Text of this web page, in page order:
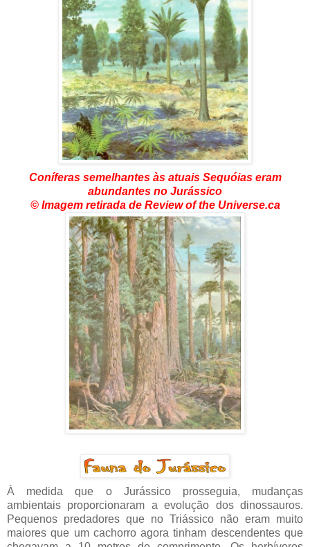
Coníferas semelhantes às atuais Sequóias eram
abundantes no Jurássico
© Imagem retirada de Review of the Universe.ca
À medida que o Jurássico prosseguia, mudanças
ambientais proporcionaram a evolução dos dinossauros.
Pequenos predadores que no Triássico não eram muito
maiores que um cachorro agora tinham descendentes que